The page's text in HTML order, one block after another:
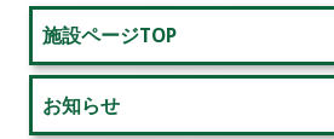
ゲ
ー
メ
イ
ン
施設ページTOP
お知らせ